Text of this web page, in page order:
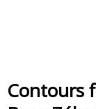
Contours